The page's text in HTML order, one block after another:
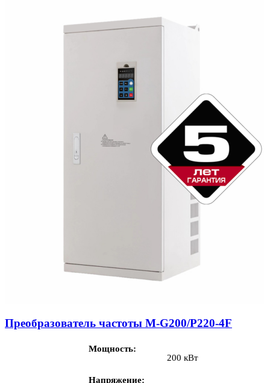
Преобразователь частоты M-G200/P220-4F
Мощность
200 кВт
Напряжение